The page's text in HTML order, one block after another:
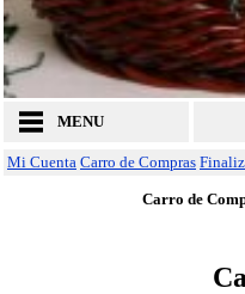
MENU
Mi Cuenta Carro de Compras
Carro de